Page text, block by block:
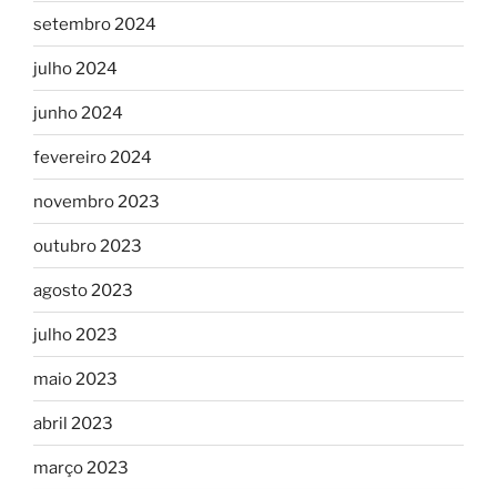
setembro 2024
julho 2024
junho 2024
fevereiro 2024
novembro 2023
outubro 2023
agosto 2023
julho 2023
maio 2023
abril 2023
março 2023